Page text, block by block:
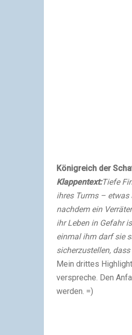
Königreich der
Klappentext:Tiefe
ihres Turms – etwas
nachdem ein
ihr Leben in Gefahr
einmal ihm darf sie
sicherzustellen,
Mein drittes
verspreche. Den
werden. =)